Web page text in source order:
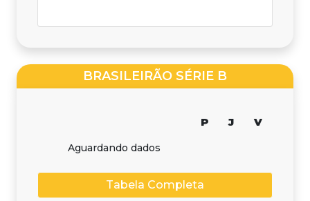
BRASILEIRÃO SÉRIE B
P J V
Aguardando dados
Tabela Completa